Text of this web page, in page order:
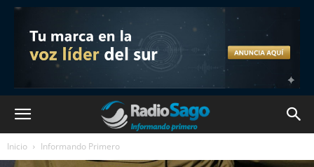
Inicio Informando Primero